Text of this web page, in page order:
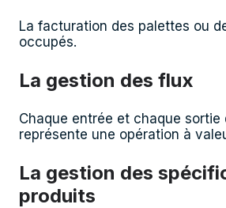
La facturation des palettes ou
occupés.
La gestion des flux
Chaque entrée et chaque sortie
représente une opération à
La gestion des
produits